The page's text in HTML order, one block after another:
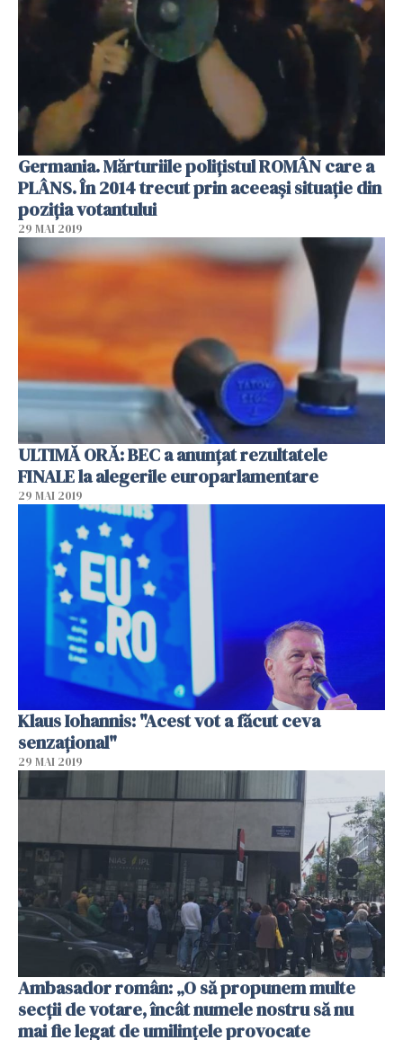
Germania. Mărturiile polițistul ROMÂN care a
PLÂNS. În 2014 trecut prin aceeași situație din
poziția votantului
29 MAI 2019
ULTIMĂ ORĂ: BEC a anunţat rezultatele
FINALE la alegerile europarlamentare
29 MAI 2019
Klaus Iohannis: "Acest vot a făcut ceva
senzaţional"
29 MAI 2019
Ambasador român: „O să propunem multe
secții de votare, încât numele nostru să nu
mai fie legat de umilințele provocate